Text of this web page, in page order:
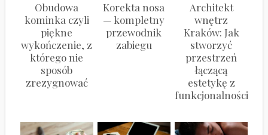
Obudowa
kominka czyli
piękne
wykończenie, z
którego nie
sposób
zrezygnować
Korekta nosa
— kompletny
przewodnik
zabiegu
Architekt
wnętrz
Kraków: Jak
stworzyć
przestrzeń
łączącą
estetykę z
funkcjonalnością?